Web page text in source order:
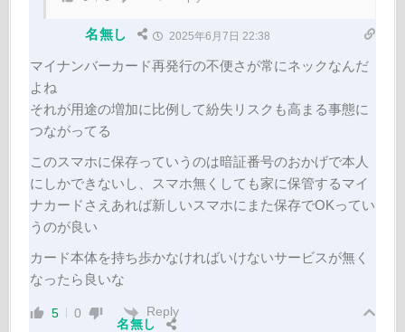
名無し 2025年6月7日 22:38
マイナンバーカード再発行の不便さが常にネックなんだ
よね
それが用途の増加に比例して紛失リスクも高まる事態に
つながってる
このスマホに保存っていうのは暗証番号のおかげで本人
にしかできないし、スマホ無くしても家に保管するマイ
ナカードさえあれば新しいスマホにまた保存でOKってい
うのが良い
カード本体を持ち歩かなければいけないサービスが無く
なったら良いな
5 0
Reply
名無し